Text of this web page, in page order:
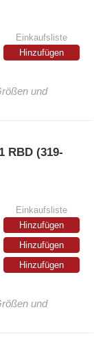
Einkaufsliste
Hinzufügen
und
RBD (319-
Einkaufsliste
Hinzufügen
Hinzufügen
Hinzufügen
und